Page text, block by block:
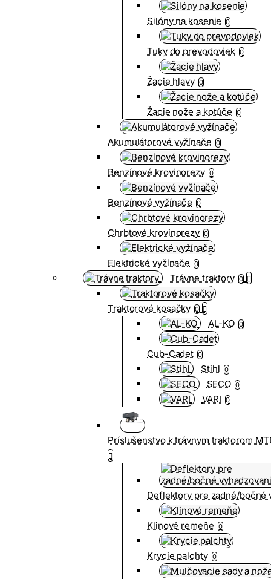
Silóny na kosenie 0
Tuky do prevodoviek 0
Žacie hlavy 0
Žacie nože a kotúče 0
Akumulátorové vyžínače 0
Benzínové krovinorezy 0
Benzínové vyžínače 0
Chrbtové krovinorezy 0
Elektrické vyžínače 0
Trávne traktory 0
Traktorové kosačky 0
AL-KO 0
Cub-Cadet 0
Stihl 0
SECO 0
VARI 0
Príslušenstvo k trávnym traktorom
Deflektory pre zadné/bočné
Klinové remeňe 0
Krycie palchty 0